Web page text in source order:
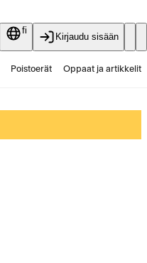
fi
Kirjaudu sisään
Poistoerät Oppaat ja artikkelit